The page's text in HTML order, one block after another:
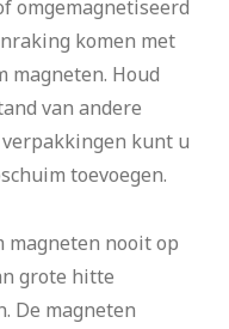
omgemagnetiseerd
komen met
magneten. Houd
van andere
kunt u
toevoegen.
magneten nooit op
grote hitte
De magneten